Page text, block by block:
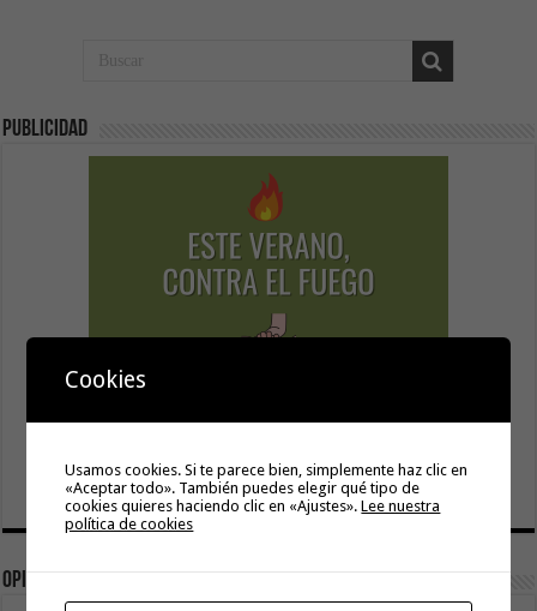
Publicidad
Opinión
Cookies
Usamos cookies. Si te parece bien, simplemente haz clic en
«Aceptar todo». También puedes elegir qué tipo de
cookies quieres haciendo clic en «Ajustes».Lee nuestra
política de cookies